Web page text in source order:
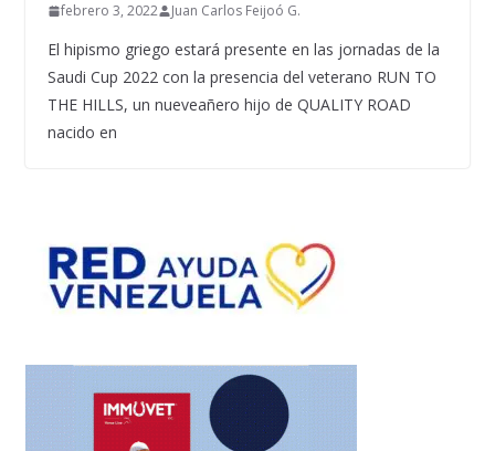
febrero 3, 2022 Juan Carlos Feijoó G.
El hipismo griego estará presente en las jornadas de la
Saudi Cup 2022 con la presencia del veterano RUN TO
THE HILLS, un nueveañero hijo de QUALITY ROAD
nacido en